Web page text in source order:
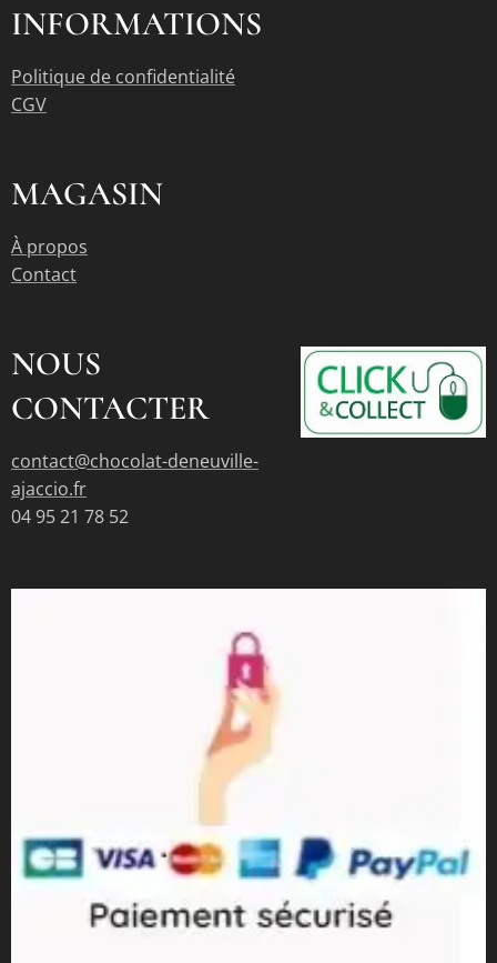
INFORMATIONS
Politique de confidentialité
CGV
MAGASIN
À propos
Contact
NOUS
CONTACTER
contact@chocolat-deneuville-
ajaccio.fr
04 95 21 78 52